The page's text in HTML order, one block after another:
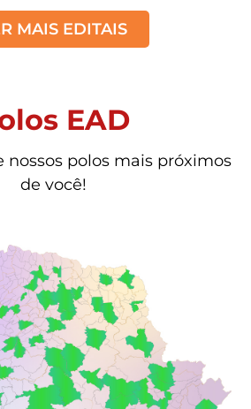
MAIS EDITAIS
EAD
nossos polos mais próximos
de você!